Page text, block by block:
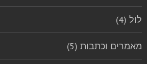
לול (4)
מאמרים וכתבות (5)